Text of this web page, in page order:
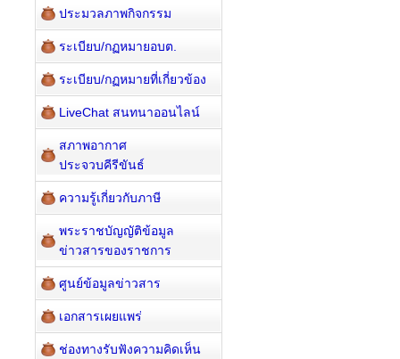
ประมวลภาพกิจกรรม
ระเบียบ/กฏหมายอบต.
ระเบียบ/กฏหมายที่เกี่ยวข้อง
LiveChat สนทนาออนไลน์
สภาพอากาศ
ประจวบคีรีขันธ์
ความรู้เกี่ยวกับภาษี
พระราชบัญญัติข้อมูล
ข่าวสารของราชการ
ศูนย์ข้อมูลข่าวสาร
เอกสารเผยแพร่
ช่องทางรับฟังความคิดเห็น